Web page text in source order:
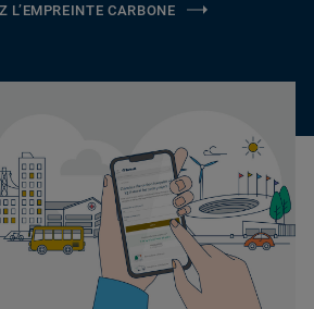
L’EMPREINTE CARBONE